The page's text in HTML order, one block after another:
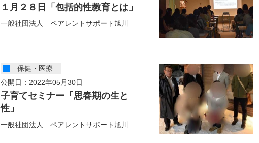
１月２８日「包括的性教育とは」
一般社団法人 ペアレントサポート旭川
保健・医療
公開日：2022年05月30日
子育てセミナー「思春期の生と
性」
一般社団法人 ペアレントサポート旭川